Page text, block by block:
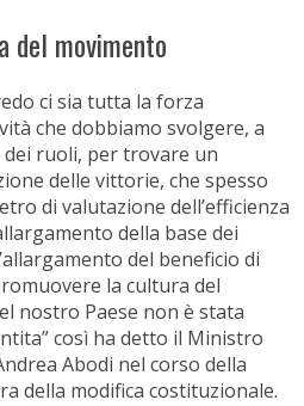
del movimento
ci sia tutta la forza
che dobbiamo svolgere, a
ruoli, per trovare un
delle vittorie, che spesso
di valutazione dell’efficienza
della base dei
del beneficio di
la cultura del
nostro Paese non è stata
così ha detto il Ministro
Abodi nel corso della
della modifica costituzionale.